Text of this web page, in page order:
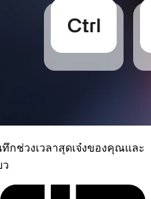
กช่วงเวลาสุดเจ๋งของคุณและ